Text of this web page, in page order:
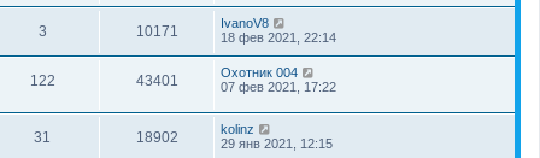
3 10171
IvanoV8
18 фев 2021, 22:14
122 43401
Охотник 004
07 фев 2021, 17:22
31 18902
kolinz
29 янв 2021, 12:15